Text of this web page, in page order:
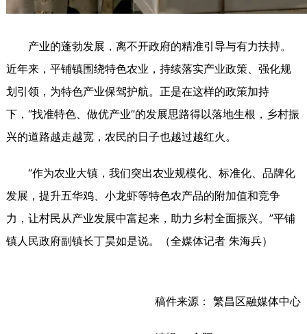
产业的蓬勃发展，离不开政府的精准引导与有力扶持。
近年来，平铺镇围绕特色农业，持续落实产业政策、强化规
划引领，为特色产业保驾护航。正是在这样的政策加持
下，“找准特色、做优产业”的发展思路得以落地生根，乡村振
兴的道路越走越宽，农民的日子也越过越红火。
“作为农业大镇，我们突出农业规模化、标准化、品牌化
发展，提升五华鸡、小龙虾等特色农产品的附加值和竞争
力，让村民从产业发展中富起来，助力乡村全面振兴。”平铺
镇人民政府副镇长丁昊如是说。（全媒体记者 朱海兵）
稿件来源： 繁昌区融媒体中心